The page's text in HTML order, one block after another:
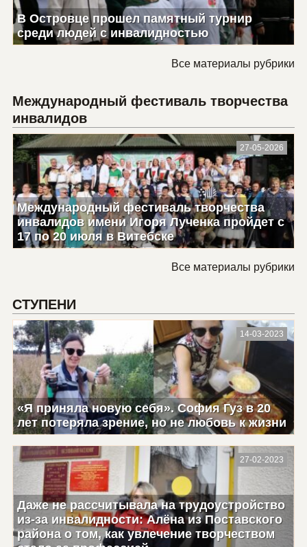
В Островце прошел памятный турнир
среди людей с инвалидностью
Все материалы рубрики
Международный фестиваль творчества
инвалидов
27-05-2026
Международный фестиваль творчества
инвалидов имени Игоря Лученка пройдет с
17 по 20 июля в Витебске
Все материалы рубрики
СТУПЕНИ
14-03-2023
«Я приняла новую себя». София Гуз в 20
лет потеряла зрение, но не любовь к жизни
27-02-2023
Даже не рассчитывала на трудоустройство
из-за инвалидности: Алёна из Поставского
района о том, как увлечение творчеством